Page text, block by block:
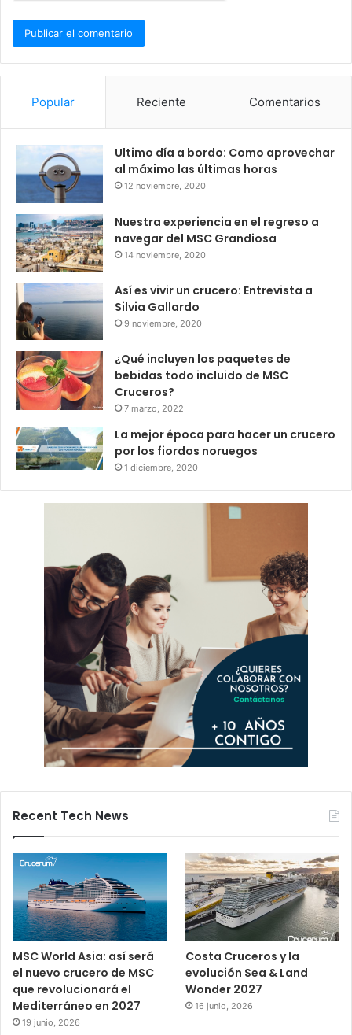
Popular Reciente Comentarios
Ultimo día a bordo: Como aprovechar
al máximo las últimas horas
12 noviembre, 2020
Nuestra experiencia en el regreso a
navegar del MSC Grandiosa
14 noviembre, 2020
Así es vivir un crucero: Entrevista a
Silvia Gallardo
9 noviembre, 2020
¿Qué incluyen los paquetes de
bebidas todo incluido de MSC
Cruceros?
7 marzo, 2022
La mejor época para hacer un crucero
por los fiordos noruegos
1 diciembre, 2020
Recent Tech News
MSC World Asia: así será
el nuevo crucero de MSC
que revolucionará el
Mediterráneo en 2027
19 junio, 2026
Costa Cruceros y la
evolución Sea & Land
Wonder 2027
16 junio, 2026